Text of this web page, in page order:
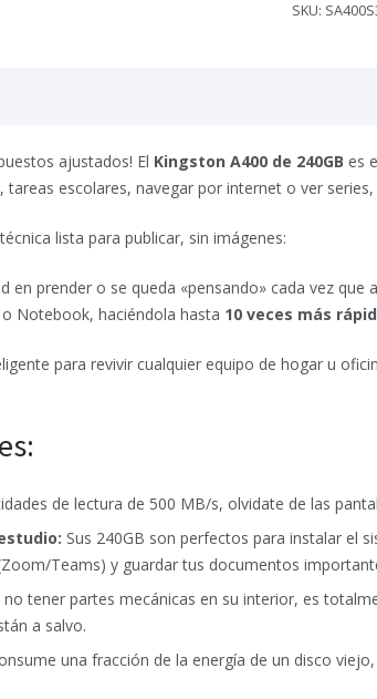
SKU:
ajustados! El Kingston A400 de 240GB es
escolares, navegar por internet o ver
lista para publicar, sin imágenes:
en prender o se queda «pensando» cada vez que
Notebook, haciéndola hasta 10 veces más
para revivir cualquier equipo de hogar u
de lectura de 500 MB/s, olvidate de las
Sus 240GB son perfectos para instalar el
Teams) y guardar tus documentos
no tener partes mecánicas en su interior, es
a salvo.
una fracción de la energía de un disco